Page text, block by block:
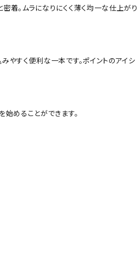
着。ムラになりにくく薄く均一な仕上がり
やすく便利な一本です。ポイントのアイシ
めることができます。